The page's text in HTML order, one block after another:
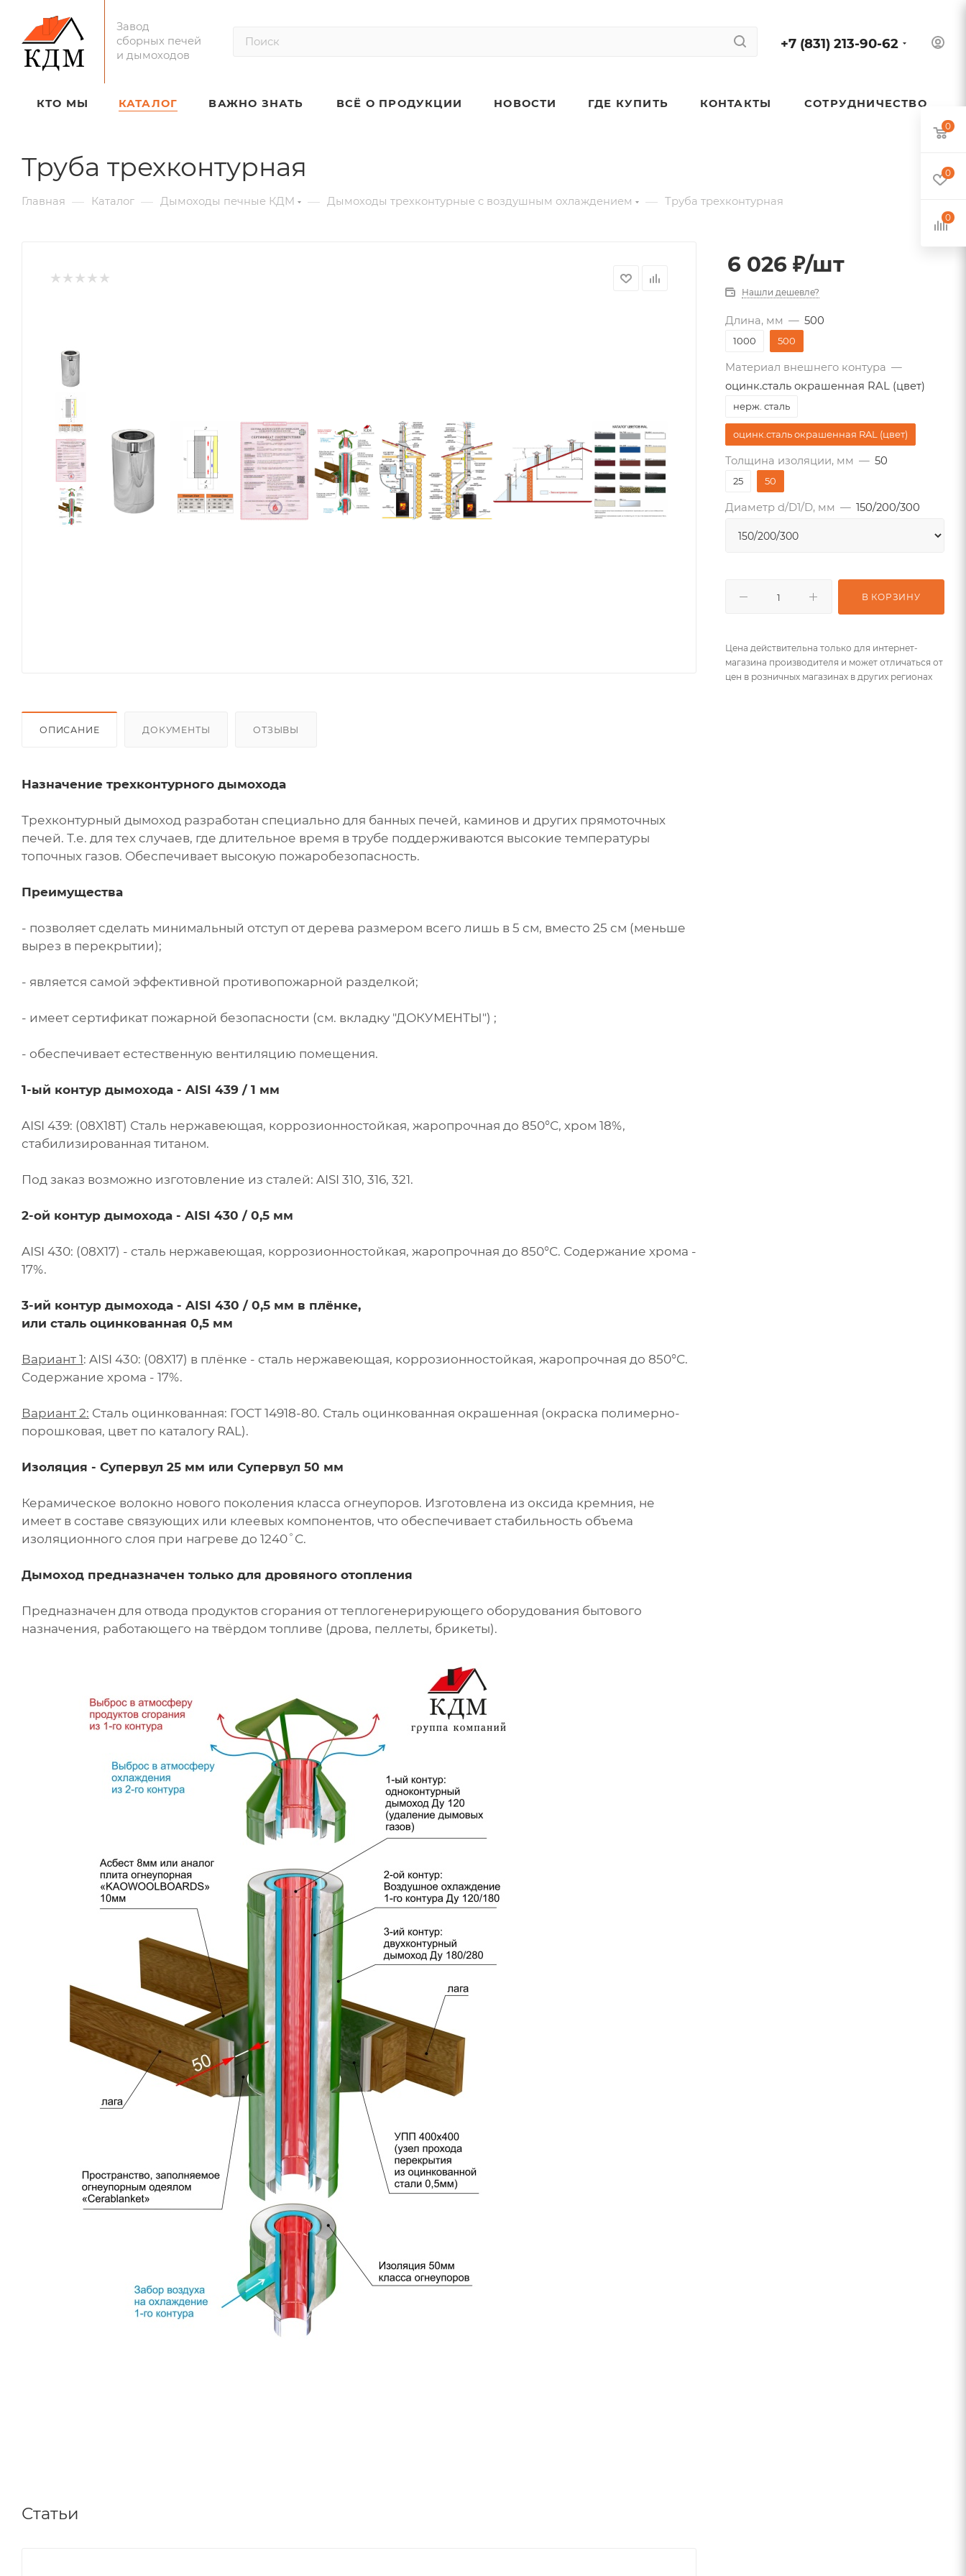
Завод
сборных печей
и дымоходов
+7 (831) 213-90-62
КТО МЫ КАТАЛОГ ВАЖНО ЗНАТЬ ВСЁ О ПРОДУКЦИИ НОВОСТИ ГДЕ КУПИТЬ КОНТАКТЫ СОТРУДНИЧЕСТВО
Труба трехконтурная
Главная — Каталог — Дымоходы печные КДМ — Дымоходы трехконтурные с воздушным охлаждением — Труба трехконтурная
ОПИСАНИЕ ДОКУМЕНТЫ ОТЗЫВЫ
Назначение трехконтурного дымохода
Трехконтурный дымоход разработан специально для банных печей, каминов и других прямоточных
печей. Т.е. для тех случаев, где длительное время в трубе поддерживаются высокие температуры
топочных газов. Обеспечивает высокую пожаробезопасность.
Преимущества
- позволяет сделать минимальный отступ от дерева размером всего лишь в 5 см, вместо 25 см (меньше
вырез в перекрытии);
- является самой эффективной противопожарной разделкой;
- имеет сертификат пожарной безопасности (см. вкладку "ДОКУМЕНТЫ") ;
- обеспечивает естественную вентиляцию помещения.
1-ый контур дымохода - AISI 439 / 1 мм
AISI 439: (08X18Т) Сталь нержавеющая, коррозионностойкая, жаропрочная до 850°С, хром 18%,
стабилизированная титаном.
Под заказ возможно изготовление из сталей: AISI 310, 316, 321.
2-ой контур дымохода - AISI 430 / 0,5 мм
AISI 430: (08X17) - сталь нержавеющая, коррозионностойкая, жаропрочная до 850°С. Содержание хрома -
17%.
3-ий контур дымохода - AISI 430 / 0,5 мм в плёнке,
или сталь оцинкованная 0,5 мм
Вариант 1: AISI 430: (08X17) в плёнке - сталь нержавеющая, коррозионностойкая, жаропрочная до 850°С.
Содержание хрома - 17%.
Вариант 2: Сталь оцинкованная: ГОСТ 14918-80. Сталь оцинкованная окрашенная (окраска полимерно-
порошковая, цвет по каталогу RAL).
Изоляция - Супервул 25 мм или Супервул 50 мм
Керамическое волокно нового поколения класса огнеупоров. Изготовлена из оксида кремния, не
имеет в составе связующих или клеевых компонентов, что обеспечивает стабильность объема
изоляционного слоя при нагреве до 1240˚С.
Дымоход предназначен только для дровяного отопления
Предназначен для отвода продуктов сгорания от теплогенерирующего оборудования бытового
назначения, работающего на твёрдом топливе (дрова, пеллеты, брикеты).
Статьи
6 026 ₽/шт
Нашли дешевле?
Длина, мм — 500
1000 500
Материал внешнего контура —
оцинк.сталь окрашенная RAL (цвет)
нерж. сталь
оцинк.сталь окрашенная RAL (цвет)
Толщина изоляции, мм — 50
25 50
Диаметр d/D1/D, мм — 150/200/300
В КОРЗИНУ
Цена действительна только для интернет-
магазина производителя и может отличаться от
цен в розничных магазинах в других регионах
0
0
0